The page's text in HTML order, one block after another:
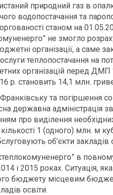
природний газ в
водопостачання та
станом на
не змогло
організації, а саме
теплопостачання на
організацій перед ДМП
р. становить 14,1 млн.
та погіршення
державна адміністрація
про виділення
1 (одного) млн. м
об’єкти закладів
в
і 2015 роках. Ситуація,
бюджету місцевим
освіти.